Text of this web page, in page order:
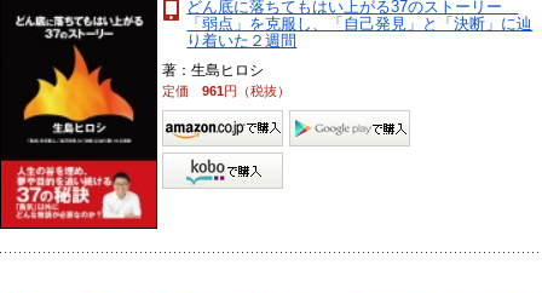
どん底に落ちてもはい上がる37のストーリー
「弱点」を克服し、「自己発見」と「決断」に辿
り着いた２週間
著：生島ヒロシ
定価961円（税抜）